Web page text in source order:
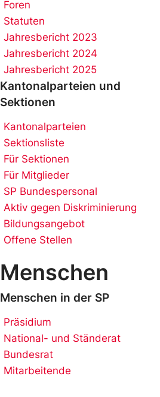
Foren
Statuten
Jahresbericht 2023
Jahresbericht 2024
Jahresbericht 2025
Kantonalparteien und
Sektionen
Kantonalparteien
Sektionsliste
Für Sektionen
Für Mitglieder
SP Bundespersonal
Aktiv gegen Diskriminierung
Bildungsangebot
Offene Stellen
Menschen
Menschen in der SP
Präsidium
National- und Ständerat
Bundesrat
Mitarbeitende